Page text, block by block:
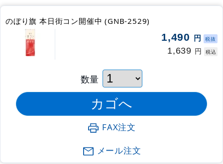
のぼり旗 本日街コン開催中 (GNB-2529)
1,490 円 税抜
1,639 円 税込
数量
FAX注文
メール注文